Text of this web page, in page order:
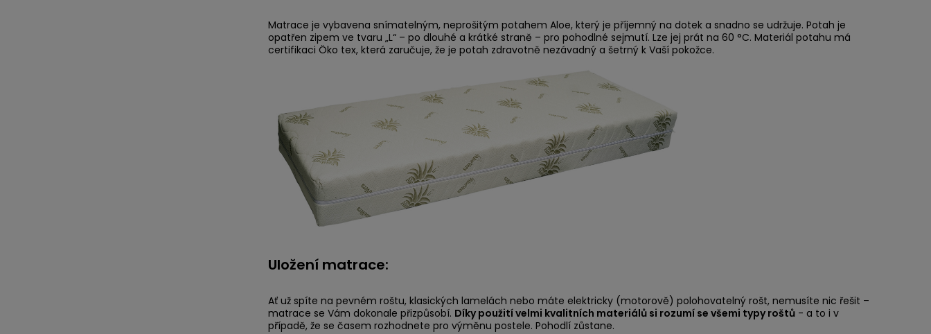
Matrace je vybavena snímatelným, neprošitým potahem Aloe, který je příjemný na dotek a snadno se udržuje. Potah je
opatřen zipem ve tvaru „L“ – po dlouhé a krátké straně – pro pohodlné sejmutí. Lze jej prát na 60 °C. Materiál potahu má
certifikaci Öko tex, která zaručuje, že je potah zdravotně nezávadný a šetrný k Vaší pokožce.
Uložení matrace:
Ať už spíte na pevném roštu, klasických lamelách nebo máte elektricky (motorově) polohovatelný rošt, nemusíte nic řešit –
matrace se Vám dokonale přizpůsobí. Díky použití velmi kvalitních materiálů si rozumí se všemi typy roštů - a to i v
případě, že se časem rozhodnete pro výměnu postele. Pohodlí zůstane.